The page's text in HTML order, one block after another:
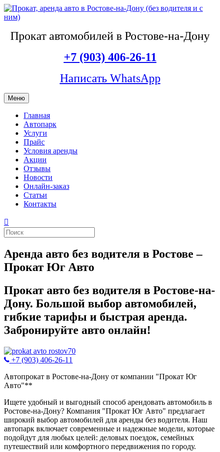
Прокат автомобилей в Ростове-на-Дону
+7 (903) 406-26-11
Написать WhatsApp
Меню
Главная
Автопарк
Услуги
Прайс
Условия аренды
Акции
Отзывы
Новости
Онлайн-заказ
Статьи
Контакты
Аренда авто без водителя в Ростове –
Прокат Юг Авто
Прокат авто без водителя в Ростове-на-
Дону. Большой выбор автомобилей,
гибкие тарифы и быстрая аренда.
Забронируйте авто онлайн!
+7 (903) 406-26-11
Автопрокат в Ростове-на-Дону от компании "Прокат Юг
Авто"**
Ищете удобный и выгодный способ арендовать автомобиль в
Ростове-на-Дону? Компания "Прокат Юг Авто" предлагает
широкий выбор автомобилей для аренды без водителя. Наш
автопарк включает современные и надежные модели, которые
подойдут для любых целей: деловых поездок, семейных
путешествий или комфортного передвижения по городу.